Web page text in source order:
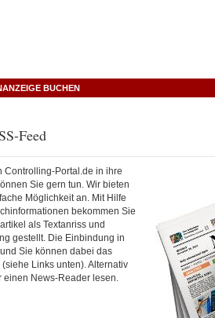
BUCHEN
Feed
Controlling-Portal.de in ihre
Sie gern tun. Wir bieten
Möglichkeit an. Mit Hilfe
bekommen Sie
als Textanriss und
gestellt. Die Einbindung in
Sie können dabei das
Links unten). Alternativ
einen News-Reader lesen.